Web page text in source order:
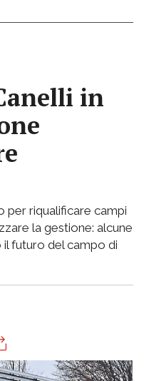
in
per riqualificare campi
la gestione: alcune
futuro del campo di